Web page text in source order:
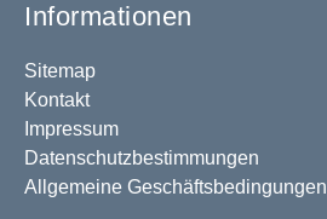
Informationen
Sitemap
Kontakt
Impressum
Datenschutzbestimmungen
Allgemeine Geschäftsbedingungen